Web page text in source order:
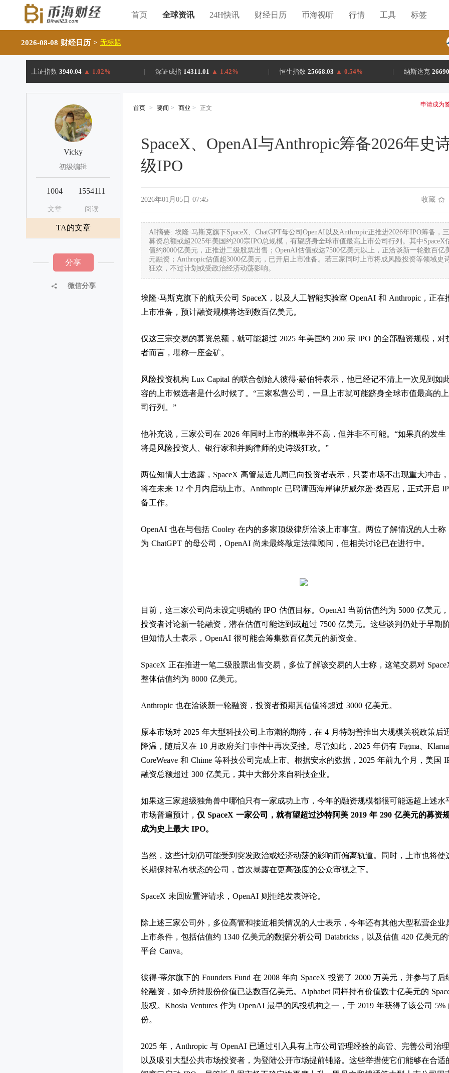
首页 全球资讯 24H快讯 财经日历 币海视听 行情 工具 标签
2026-08-08 财经日历 > 无标题
上证指数 3940.04 ▲ 1.02% | 深证成指 14311.01 ▲ 1.42% | 恒生指数 25668.03 ▲ 0.54% | 纳斯达克
Vicky
初级编辑
1004
文章
1554111
阅读
TA的文章
分享
微信分享
首页 > 要闻 > 商业 > 正文 申请成为
SpaceX、OpenAI与Anthropic筹备2026年史
级IPO
2026年01月05日 07:45 收藏
AI摘要: 埃隆·马斯克旗下SpaceX、ChatGPT母公司OpenAI以及Anthropic正推进2026年IPO筹备，
募资总额或超2025年美国约200宗IPO总规模，有望跻身全球市值最高上市公司行列。其中SpaceX
值约8000亿美元，正推进二级股票出售；OpenAI估值或达7500亿美元以上，正洽谈新一轮数百亿
元融资；Anthropic估值超3000亿美元，已开启上市准备。若三家同时上市将成风险投资等领域史
狂欢，不过计划或受政治经济动荡影响。
埃隆·马斯克旗下的航天公司 SpaceX，以及人工智能实验室 OpenAI 和 Anthropic，正在
上市准备，预计融资规模将达到数百亿美元。
仅这三宗交易的募资总额，就可能超过 2025 年美国约 200 宗 IPO 的全部融资规模，对
者而言，堪称一座金矿。
风险投资机构 Lux Capital 的联合创始人彼得·赫伯特表示，他已经记不清上一次见到如
容的上市候选者是什么时候了。“三家私营公司，一旦上市就可能跻身全球市值最高的
司行列。”
他补充说，三家公司在 2026 年同时上市的概率并不高，但并非不可能。“如果真的发生
将是风险投资人、银行家和并购律师的史诗级狂欢。”
两位知情人士透露，SpaceX 高管最近几周已向投资者表示，只要市场不出现重大冲击
将在未来 12 个月内启动上市。Anthropic 已聘请西海岸律所威尔逊·桑西尼，正式开启
备工作。
OpenAI 也在与包括 Cooley 在内的多家顶级律所洽谈上市事宜。两位了解情况的人士称
为 ChatGPT 的母公司，OpenAI 尚未最终敲定法律顾问，但相关讨论已在进行中。
目前，这三家公司尚未设定明确的 IPO 估值目标。OpenAI 当前估值约为 5000 亿美元
投资者讨论新一轮融资，潜在估值可能达到或超过 7500 亿美元。这些谈判仍处于早期
但知情人士表示，OpenAI 很可能会筹集数百亿美元的新资金。
SpaceX 正在推进一笔二级股票出售交易，多位了解该交易的人士称，这笔交易对
整体估值约为 8000 亿美元。
Anthropic 也在洽谈新一轮融资，投资者预期其估值将超过 3000 亿美元。
原本市场对 2025 年大型科技公司上市潮的期待，在 4 月特朗普推出大规模关税政策后
降温，随后又在 10 月政府关门事件中再次受挫。尽管如此，2025 年仍有 Figma、
CoreWeave 和 Chime 等科技公司完成上市。根据安永的数据，2025 年前九个月，美国
融资总额超过 300 亿美元，其中大部分来自科技企业。
如果这三家超级独角兽中哪怕只有一家成功上市，今年的融资规模都很可能远超上述水
市场普遍预计， 仅 SpaceX 一家公司，就有望超过沙特阿美 2019 年 290 亿美元的募资
成为史上最大 IPO。
当然，这些计划仍可能受到突发政治或经济动荡的影响而偏离轨道。同时，上市也将使
长期保持私有状态的公司，首次暴露在更高强度的公众审视之下。
SpaceX 未回应置评请求，OpenAI 则拒绝发表评论。
除上述三家公司外，多位高管和接近相关情况的人士表示，今年还有其他大型私营企业
上市条件，包括估值约 1340 亿美元的数据分析公司 Databricks，以及估值 420 亿美元
平台 Canva。
彼得·蒂尔旗下的 Founders Fund 在 2008 年向 SpaceX 投资了 2000 万美元，并参与了后
轮融资，如今所持股份价值已达数百亿美元。Alphabet 同样持有价值数十亿美元的
股权。Khosla Ventures 作为 OpenAI 最早的风投机构之一，于 2019 年获得了该公司 5%
份。
2025 年，Anthropic 与 OpenAI 已通过引入具有上市公司管理经验的高管、完善公司治
以及吸引大型公共市场投资者，为登陆公开市场提前铺路。这些举措使它们能够在合适